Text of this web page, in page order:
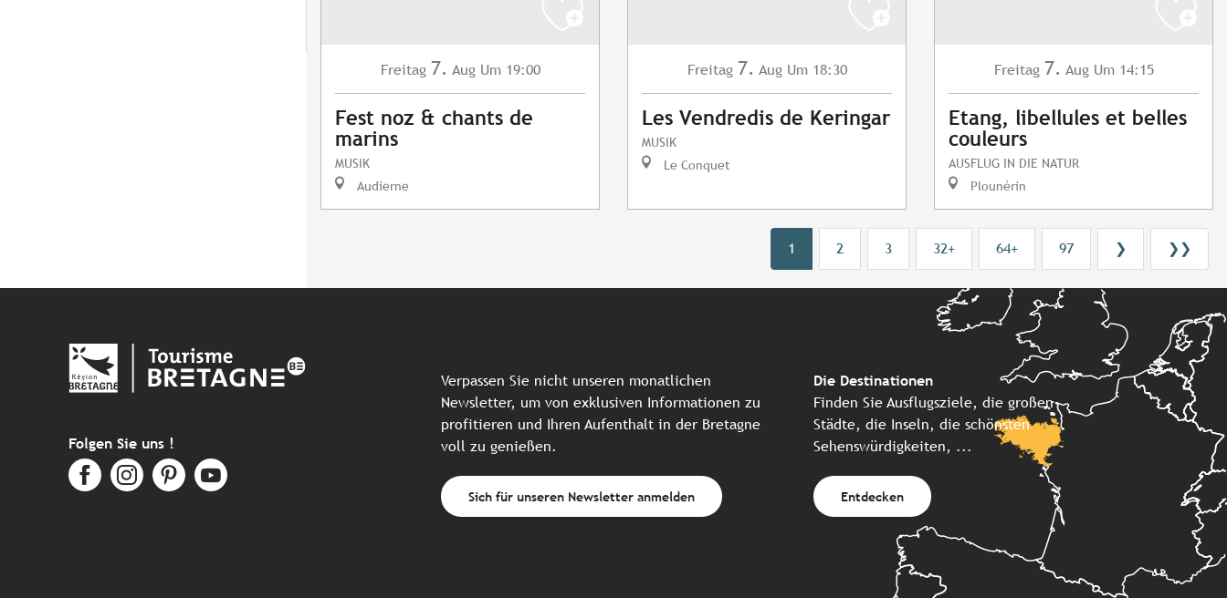
Freitag 7. Aug Um 19:00
Fest noz & chants de
marins
MUSIK
Audierne
Freitag 7. Aug Um 18:30
Les Vendredis de Keringar
MUSIK
Le Conquet
Freitag 7. Aug Um 14:15
Etang, libellules et belles
couleurs
AUSFLUG IN DIE NATUR
Plounérin
1 2 3 32+ 64+ 97 ❯ ❯❯
Folgen Sie uns !
Verpassen Sie nicht unseren monatlichen
Newsletter, um von exklusiven Informationen zu
profitieren und Ihren Aufenthalt in der Bretagne
voll zu genießen.
Sich für unseren Newsletter anmelden
Die Destinationen
Finden Sie Ausflugsziele, die großen
Städte, die Inseln, die schönsten
Sehenswürdigkeiten, ...
Entdecken